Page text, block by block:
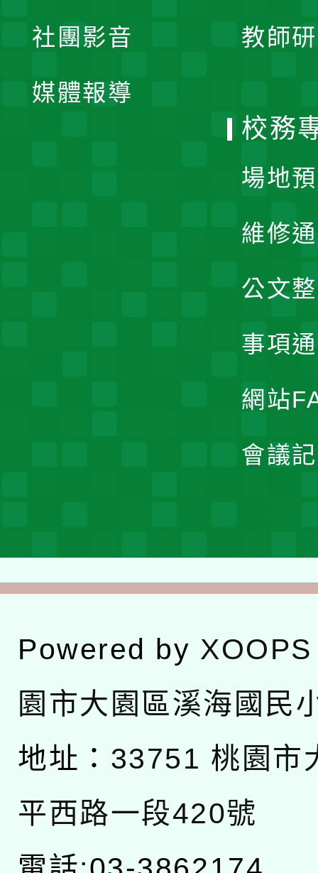
教師
社團影音
媒體報導
校務
場地
維修
公文
事項
網站
會議
Powered by XOOPS
園市大園區溪海國民
地址： 33751 桃園市
平西路一段420號